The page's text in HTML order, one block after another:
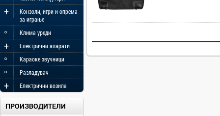
Конзоли, игри и опрема
за играње
+
Клима уреди
◦
Електрични апарати
+
Караоке звучници
◦
Разладувач
◦
Електрични возила
+
ПРОИЗВОДИТЕЛИ